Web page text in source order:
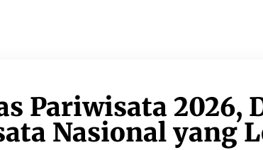
Pariwisata 2026,
Nasional yang